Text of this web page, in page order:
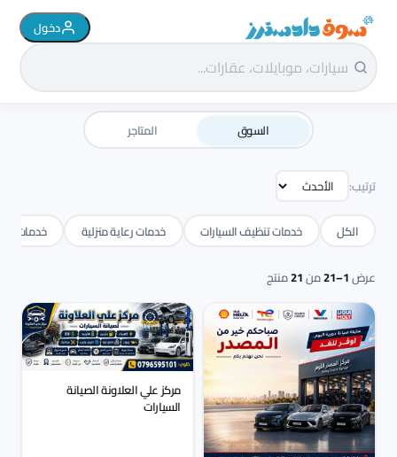
سوق دادسترز الرئيسية دخول
السوق المتاجر
ترتيب:
الكل خدمات تنظيف السيارات خدمات رعاية منزلية خدمات
عرض1–21 من21منتج
مركز علي العلاونة الصيانة
السيارات